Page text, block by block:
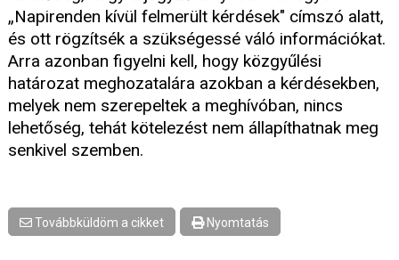
„Napirenden kívül felmerült kérdések" címszó alatt,
és ott rögzítsék a szükségessé váló információkat.
Arra azonban figyelni kell, hogy közgyűlési
határozat meghozatalára azokban a kérdésekben,
melyek nem szerepeltek a meghívóban, nincs
lehetőség, tehát kötelezést nem állapíthatnak meg
senkivel szemben.
Továbbküldöm a cikket Nyomtatás